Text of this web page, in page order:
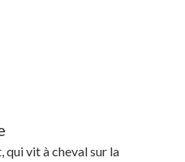
vit à cheval sur la